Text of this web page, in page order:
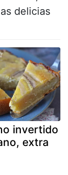
delicias
invertido
extra